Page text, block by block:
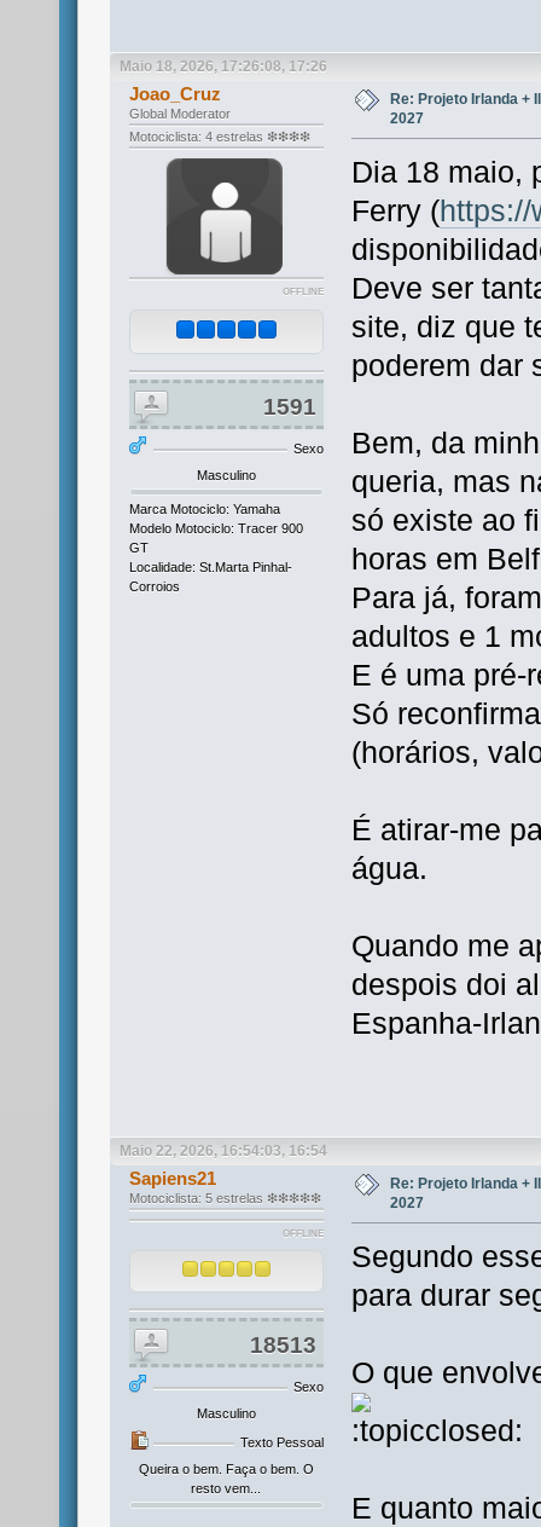
Maio 18, 2026, 17:26:08, 17:26
Joao_Cruz
Global Moderator
Motociclista: 4 estrelas ❇❇❇❇
OFFLINE
1591
Sexo
Masculino
Marca Motociclo: Yamaha
Modelo Motociclo: Tracer 900
GT
Localidade: St.Marta Pinhal-
Corroios
Re: Projeto Irlanda +
2027
Dia 18 maio,
Ferry (https://
Deve ser
site, diz que
poderem dar
Bem, da
queria, mas
só existe ao
horas em
Para já,
adultos e 1
E é uma pré-
Só
(horários,
É atirar-me
água.
Quando me
despois doi
Espanha-
Maio 22, 2026, 16:54:03, 16:54
Sapiens21
Motociclista: 5 estrelas ❇❇❇❇❇
OFFLINE
18513
Sexo
Masculino
Texto Pessoal
Queira o bem. Faça o bem. O
resto vem...
Re: Projeto Irlanda +
2027
Segundo
para durar
O que
E quanto